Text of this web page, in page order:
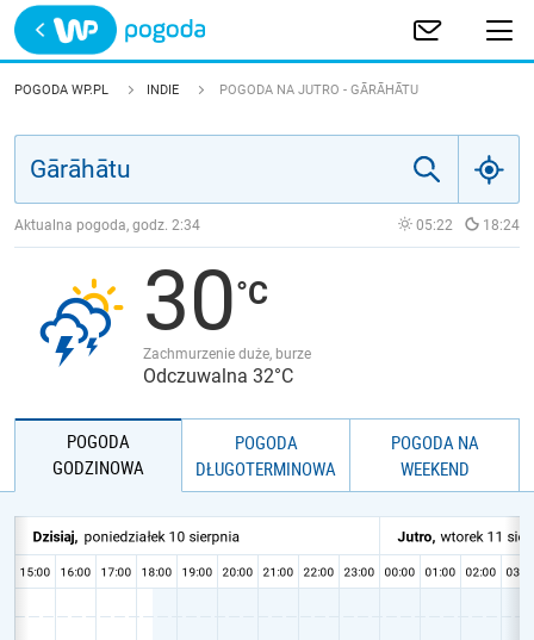
Trwa ładowanie
POLSKA
JAKOŚĆ POWIETRZA
POGODA WP.PL INDIE POGODA NA JUTRO - GĀRĀHĀTU
Aktualna pogoda, godz. 2:34 05:22 18:24
30
Zachmurzenie duże, burze
Odczuwalna 32°C
POGODA
GODZINOWA
POGODA
DŁUGOTERMINOWA
POGODA NA
WEEKEND